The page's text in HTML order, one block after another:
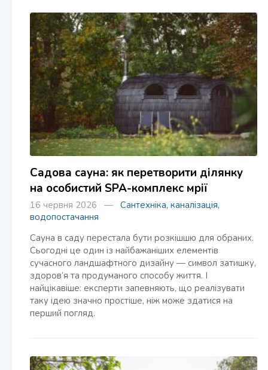
Садова сауна: як перетворити ділянку
на особистий SPA-комплекс мрії
16 червня 2026 — Сантехніка, каналізація,
водопостачання
Сауна в саду перестала бути розкішшю для обраних.
Сьогодні це один із найбажаніших елементів
сучасного ландшафтного дизайну — символ затишку,
здоров’я та продуманого способу життя. І
найцікавіше: експерти запевняють, що реалізувати
таку ідею значно простіше, ніж може здатися на
перший погляд.